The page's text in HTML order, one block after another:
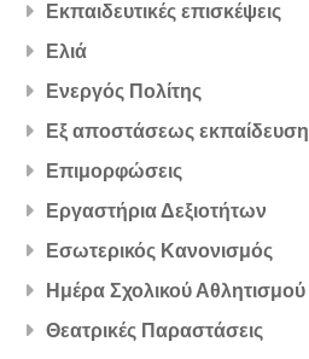
Εκπαιδευτικές επισκέψεις
Ελιά
Ενεργός Πολίτης
Εξ αποστάσεως εκπαίδευση
Επιμορφώσεις
Εργαστήρια Δεξιοτήτων
Εσωτερικός Κανονισμός
Ημέρα Σχολικού Αθλητισμού
Θεατρικές Παραστάσεις